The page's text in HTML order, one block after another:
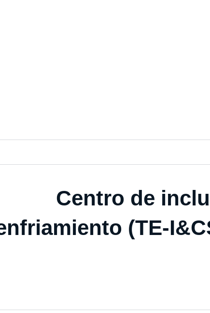
Centro de
(TE-